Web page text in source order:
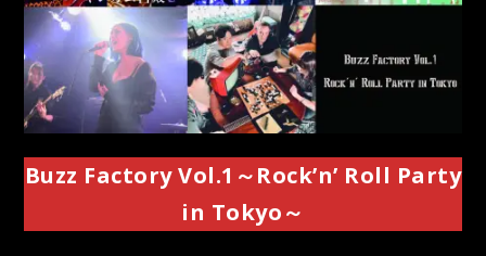
Buzz Factory Vol.1～Rock’n’ Roll Party
in Tokyo～